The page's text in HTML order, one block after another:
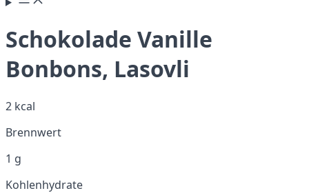
Schokolade Vanille
Bonbons, Lasovli
2 kcal
Brennwert
1 g
Kohlenhydrate